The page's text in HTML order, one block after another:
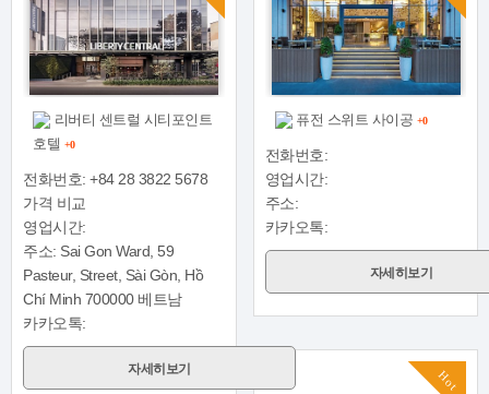
리버티 센트럴 시티포인트
호텔 +0
전화번호: +84 28 3822 5678
가격 비교
영업시간:
주소: Sai Gon Ward, 59
Pasteur, Street, Sài Gòn, Hồ
Chí Minh 700000 베트남
카카오톡:
자세히보기
퓨전 스위트 사이공 +0
전화번호:
영업시간:
주소:
카카오톡:
자세히보기
Hot